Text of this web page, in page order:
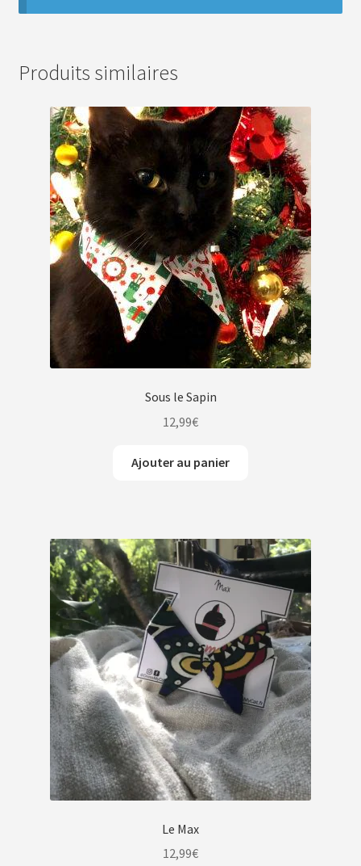
Produits similaires
Sous le Sapin
12,99€
Ajouter au panier
Le Max
12,99€